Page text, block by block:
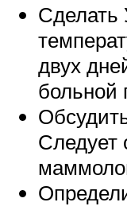
двух
больной
Следует